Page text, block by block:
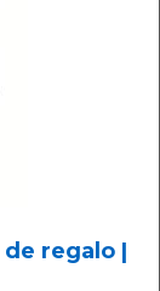
regalo |